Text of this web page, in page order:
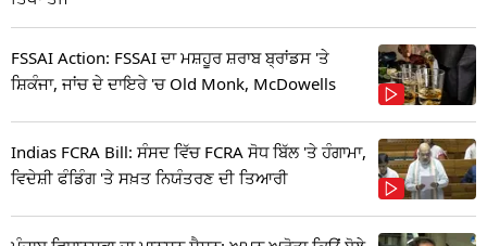
FSSAI Action: FSSAI ਦਾ ਮਸ਼ਹੂਰ ਸ਼ਰਾਬ ਬ੍ਰਾਂਡਸ 'ਤੇ
ਸ਼ਿਕੰਜਾ, ਜਾਂਚ ਦੇ ਦਾਇਰੇ 'ਚ Old Monk, McDowells
Indias FCRA Bill: ਸੰਸਦ ਵਿੱਚ FCRA ਸੋਧ ਬਿੱਲ 'ਤੇ ਹੰਗਾਮਾ,
ਵਿਦੇਸ਼ੀ ਫੰਡਿੰਗ 'ਤੇ ਸਖ਼ਤ ਨਿਯੰਤਰਣ ਦੀ ਤਿਆਰੀ